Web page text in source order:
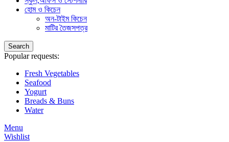
হোম ও কিচেন
অন-টাইম কিচেন
মাটির তৈজসপত্র
Search
Popular requests:
Fresh Vegetables
Seafood
Yogurt
Breads & Buns
Water
Menu
Wishlist